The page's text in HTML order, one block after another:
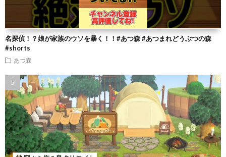
名探偵！？娘が家族のウソを暴く！！#あつ森 #あつまれどうぶつの森
#shorts
あつ森